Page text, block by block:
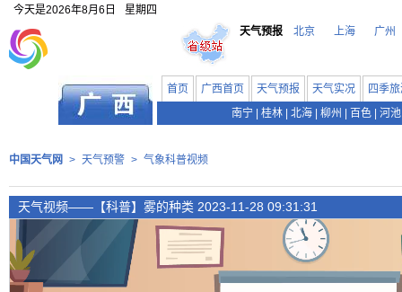
今天是2026年8月6日
星期四
天气预报
北京 上海 广州
首页 广西首页 天气预报 天气实况
四季
南宁
桂林 北海 柳州 百色 河池
中国天气网 > 天气预警 > 气象科普视频
天气视频——【科普】雾的种类 2023-11-28 09:31:31